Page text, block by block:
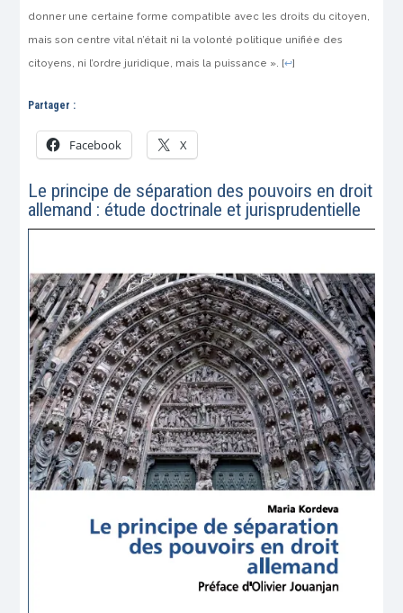
donner une certaine forme compatible avec les droits du citoyen,
mais son centre vital n’était ni la volonté politique unifiée des
citoyens, ni l’ordre juridique, mais la puissance ». [↩]
Partager :
Facebook X
Le principe de séparation des pouvoirs en droit
allemand : étude doctrinale et jurisprudentielle